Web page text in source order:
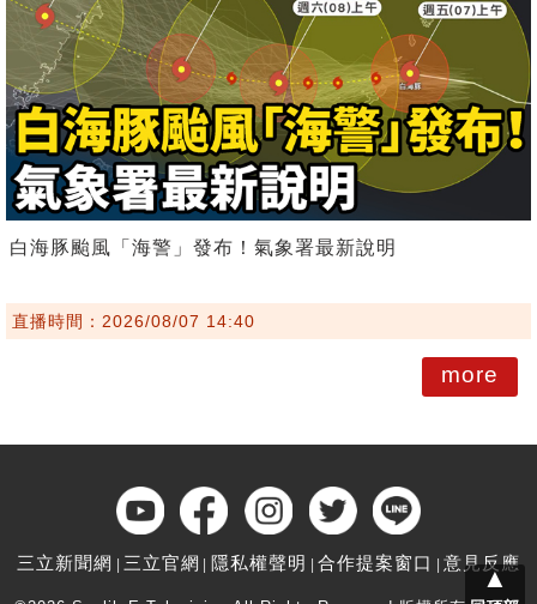
白海豚颱風「海警」發布！氣象署最新說明
直播時間：2026/08/07 14:40
more
三立新聞網 三立官網 隱私權聲明 合作提案窗口 意見反應
▲